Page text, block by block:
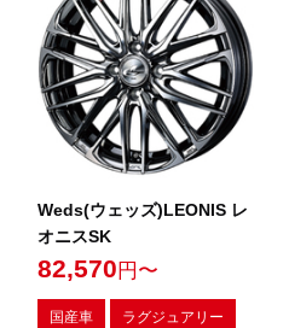
Weds(ウェッズ)LEONIS レ
オニスSK
82,570 円〜
国産車 ラグジュアリー